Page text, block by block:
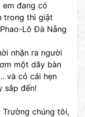
em đang có
trong thì giật
Lô Đà Nẵng
nhận ra người
một dãy bàn
và có cái hẹn
sắp đến!
Trường chúng tôi,